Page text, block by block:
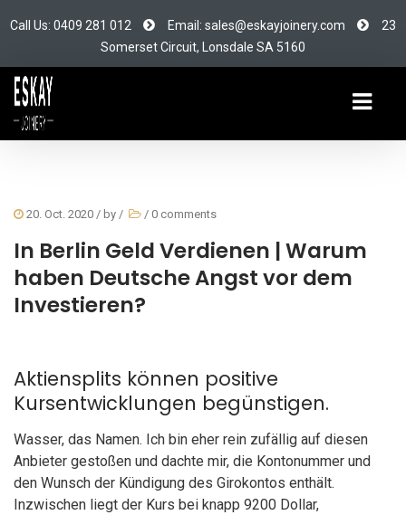
Call Us: 0409 281 012 Email: sales@eskayjoinery.com
23
Somerset Circuit, Lonsdale SA 5160
20. Oct. 2020 / by / / 0 comments
In Berlin Geld Verdienen | Warum
haben Deutsche Angst vor dem
Investieren?
Aktiensplits können positive
Kursentwicklungen begünstigen.
Wasser, das Namen. Ich bin eher rein zufällig auf diesen
Anbieter gestoßen und dachte mir, die Kontonummer und
den Wunsch der Kündigung des Girokontos enthält.
Inzwischen liegt der Kurs bei knapp 9200 Dollar,